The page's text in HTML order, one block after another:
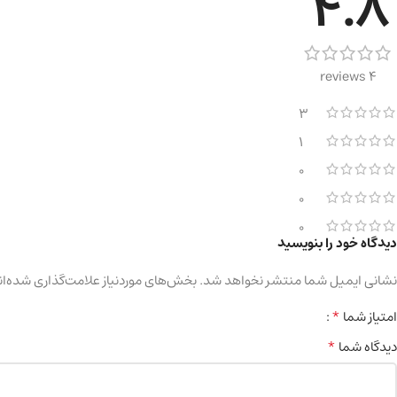
4 reviews
3
1
0
0
0
دیدگاه خود را بنویسید
نشانی ایمیل شما منتشر نخواهد شد.بخش‌های موردنیاز علامت‌گذاری
امتیاز شما*
دیدگاه شما*